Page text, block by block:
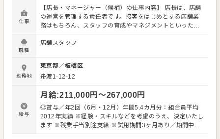
仕事
【店長・マネージャー（候補）の仕事内容】 店長は、店舗
の運営を管理する責任者です。接客をはじめとする店舗業
務はもちろん、スタッフの育成やマネジメントといった重
要な役割を担います。メインとなるのは、販促イベントや
キャンペーンの企画なども含め、売上に繋げていくことで
あなたならではのアイデアを積極的に発信してください。
【具体的には…】 ・ホール、キッチンの全体管理 ・予約管
理、電話対応 ・接客、サービス全般 ・売上管理、在庫管理
・スタッフの育成やマネジメント、シフト管理 など 入社
後はスキルに合わせた業務からお任せしますので、徐々に
仕事の幅を広げていきましょう。成長をしっかりサポート
しますので、経験に関わらず安心してスタートできる環境
です。 ゆくゆくはさらにステップアップなどめざせます。
職種
店舗スタッフ
勤務地
東京都／板橋区
舟渡1-12-12
給与
月給:211,000円〜267,000円
◎賞与／年2回（6月・12月）年間5.4カ月分：組合員平均
2012年実績 ※経験・スキルなどを考慮のうえ、決定いたし
ます ※残業手当別途支給 ※試用期間3ヶ月あり／期間中、
給与など変動はありません 【年収イメージ】 ◆店舗主任